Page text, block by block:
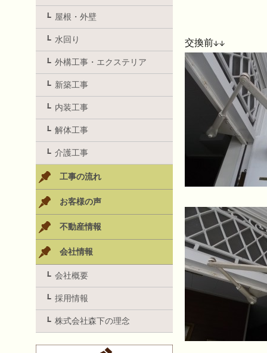
交換前↓↓
屋根・外壁
水回り
外構工事・エクステリア
新築工事
内装工事
解体工事
介護工事
工事の流れ
お客様の声
不動産情報
会社情報
会社概要
採用情報
株式会社森下の理念